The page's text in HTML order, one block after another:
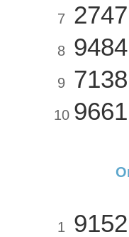
7 2747
8 9484
9 7138
10 9661
1 9152